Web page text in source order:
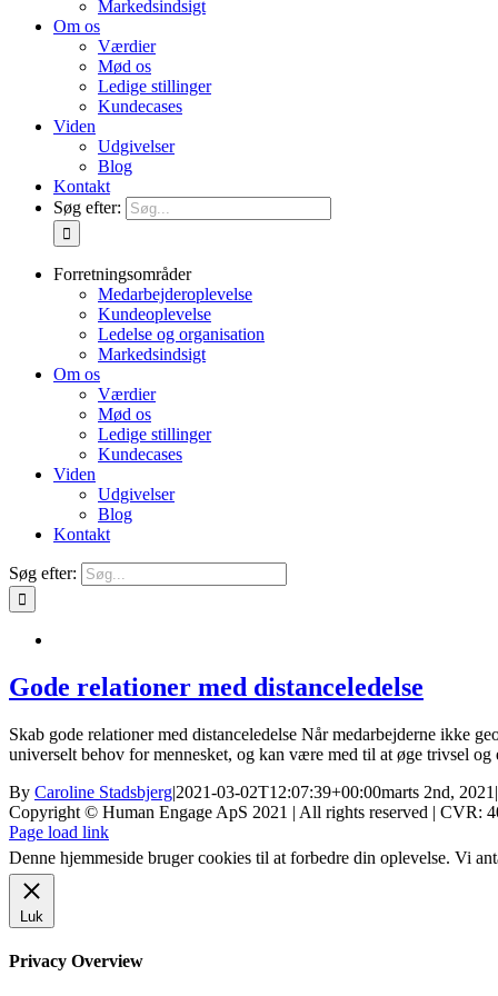
Markedsindsigt
Om os
Værdier
Mød os
Ledige stillinger
Kundecases
Viden
Udgivelser
Blog
Kontakt
Søg efter:
Forretningsområder
Medarbejderoplevelse
Kundeoplevelse
Ledelse og organisation
Markedsindsigt
Om os
Værdier
Mød os
Ledige stillinger
Kundecases
Viden
Udgivelser
Blog
Kontakt
Søg efter:
Gode relationer med distanceledelse
Skab gode relationer med distanceledelse Når medarbejderne ikke
universelt behov for mennesket, og kan være med til at øge trivsel
By Caroline Stadsbjerg|2021-03-02T12:07:39+00:00marts 2nd, 2021 |
Copyright © Human Engage ApS 2021 | All rights reserved | CVR:
Page load link
Denne hjemmeside bruger cookies til at forbedre din oplevelse. Vi
Luk
Privacy Overview